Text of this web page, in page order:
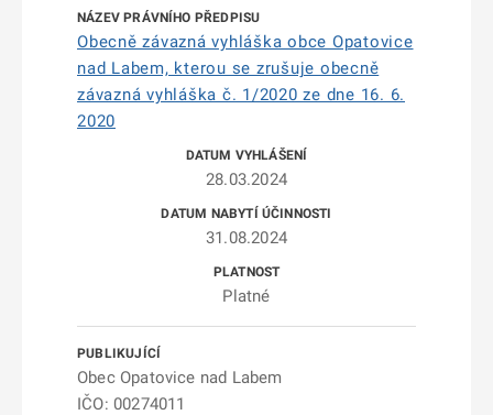
Obecně závazná vyhláška obce Opatovice
nad Labem, kterou se zrušuje obecně
závazná vyhláška č. 1/2020 ze dne 16. 6.
2020
28.03.2024
31.08.2024
Platné
Obec Opatovice nad Labem
IČO: 00274011